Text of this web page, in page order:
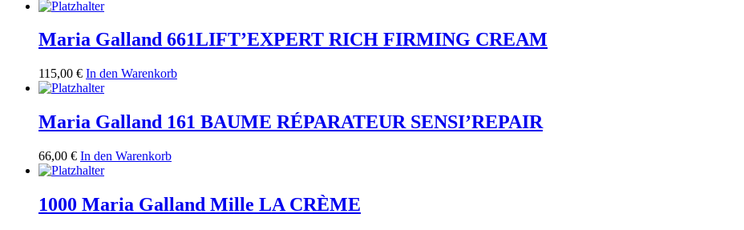
Maria Galland 661LIFT’EXPERT RICH FIRMING CREAM
115,00 € In den Warenkorb
Maria Galland 161 BAUME RÉPARATEUR SENSI’REPAIR
66,00 € In den Warenkorb
1000 Maria Galland Mille LA CRÈME